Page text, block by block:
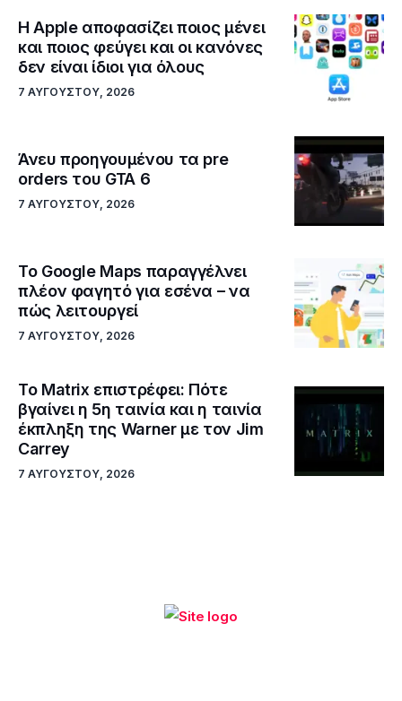
Η Apple αποφασίζει ποιος μένει
και ποιος φεύγει και οι κανόνες
δεν είναι ίδιοι για όλους
7 ΑΥΓΟΎΣΤΟΥ, 2026
Άνευ προηγουμένου τα pre
orders του GTA 6
7 ΑΥΓΟΎΣΤΟΥ, 2026
Το Google Maps παραγγέλνει
πλέον φαγητό για εσένα – να
πώς λειτουργεί
7 ΑΥΓΟΎΣΤΟΥ, 2026
Το Matrix επιστρέφει: Πότε
βγαίνει η 5η ταινία και η ταινία
έκπληξη της Warner με τον Jim
Carrey
7 ΑΥΓΟΎΣΤΟΥ, 2026